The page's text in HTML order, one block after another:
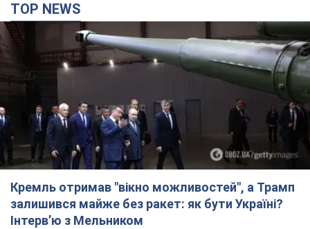
TOP NEWS
Кремль отримав "вікно можливостей", а Трамп
залишився майже без ракет: як бути Україні?
Інтерв’ю з Мельником